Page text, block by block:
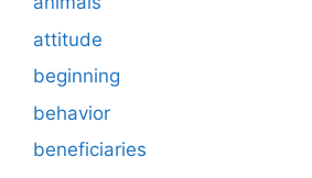
attitude
beginning
behavior
beneficiaries